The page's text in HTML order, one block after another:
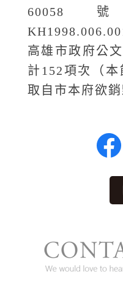
60058
高雄市政府公
計152項次（本
取自市本府欲銷